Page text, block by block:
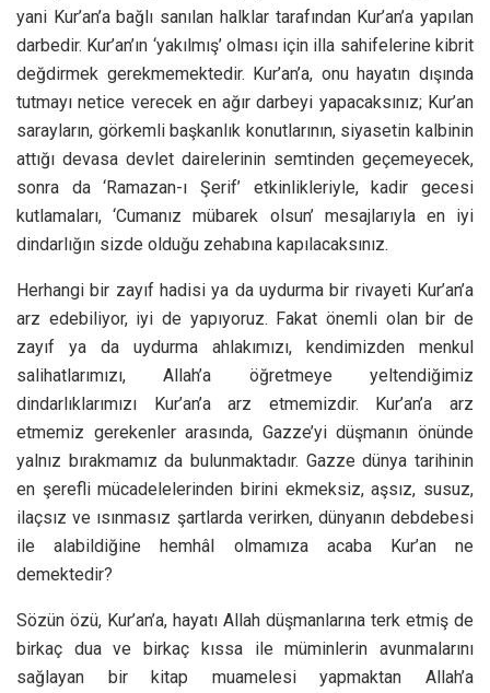
yani Kur’an’a bağlı sanılan halklar tarafından Kur’an’a yapılan
darbedir. Kur’an’ın ‘yakılmış’ olması için illa sahifelerine kibrit
değdirmek gerekmemektedir. Kur’an’a, onu hayatın dışında
tutmayı netice verecek en ağır darbeyi yapacaksınız; Kur’an
sarayların, görkemli başkanlık konutlarının, siyasetin kalbinin
attığı devasa devlet dairelerinin semtinden geçemeyecek,
sonra da ‘Ramazan-ı Şerif’ etkinlikleriyle, kadir gecesi
kutlamaları, ‘Cumanız mübarek olsun’ mesajlarıyla en iyi
dindarlığın sizde olduğu zehabına kapılacaksınız.
Herhangi bir zayıf hadisi ya da uydurma bir rivayeti Kur’an’a
arz edebiliyor, iyi de yapıyoruz. Fakat önemli olan bir de
zayıf ya da uydurma ahlakımızı, kendimizden menkul
salihatlarımızı, Allah’a öğretmeye yeltendiğimiz
dindarlıklarımızı Kur’an’a arz etmemizdir. Kur’an’a arz
etmemiz gerekenler arasında, Gazze’yi düşmanın önünde
yalnız bırakmamız da bulunmaktadır. Gazze dünya tarihinin
en şerefli mücadelelerinden birini ekmeksiz, aşsız, susuz,
ilaçsız ve ısınmasız şartlarda verirken, dünyanın debdebesi
ile alabildiğine hemhâl olmamıza acaba Kur’an ne
demektedir?
Sözün özü, Kur’an’a, hayatı Allah düşmanlarına terk etmiş de
birkaç dua ve birkaç kıssa ile müminlerin avunmalarını
sağlayan bir kitap muamelesi yapmaktan Allah’a